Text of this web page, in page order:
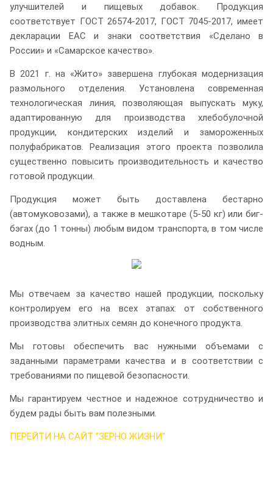
улучшителей и пищевых добавок. Продукция
соответствует ГОСТ 26574-2017, ГОСТ 7045-2017, имеет
декларации EAC и знаки соответствия «Сделано в
России» и «Самарское качество».
В 2021 г. на «Жито» завершена глубокая модернизация
размольного отделения. Установлена современная
технологическая линия, позволяющая выпускать муку,
адаптированную для производства хлебобулочной
продукции, кондитерских изделий и замороженных
полуфабрикатов. Реализация этого проекта позволила
существенно повысить производительность и качество
готовой продукции.
Продукция может быть доставлена бестарно
(автомуковозами), а также в мешкотаре (5-50 кг) или биг-
бэгах (до 1 тонны) любым видом транспорта, в том числе
водным.
Мы отвечаем за качество нашей продукции, поскольку
контролируем его на всех этапах: от собственного
производства элитных семян до конечного продукта.
Мы готовы обеспечить вас нужными объемами с
заданными параметрами качества и в соответствии с
требованиями по пищевой безопасности.
Мы гарантируем честное и надежное сотрудничество и
будем рады быть вам полезными.
ПЕРЕЙТИ НА САЙТ "ЗЕРНО ЖИЗНИ"